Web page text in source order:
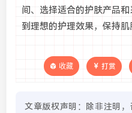
间、选择适合的护肤产品
到理想的护理效果，保持肌
收藏 打赏
文章版权声明：除非注明，